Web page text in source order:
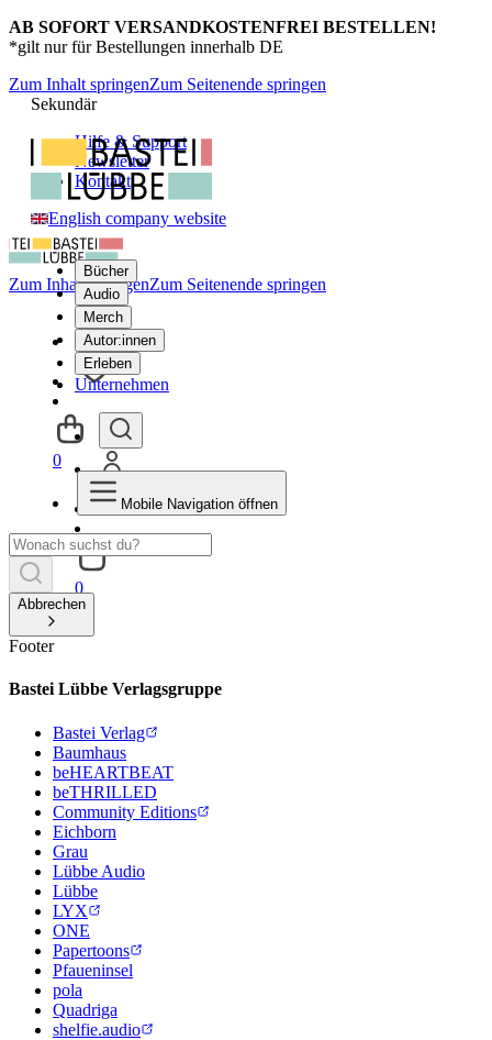
AB SOFORT VERSANDKOSTENFREI BESTELLEN!
*gilt nur für Bestellungen innerhalb DE
Zum Inhalt springenZum Seitenende springen
Sekundär
Hilfe & Support
Newsletter
Kontakt
English company website
Bücher
Audio
Merch
Autor:innen
Erleben
Unternehmen
0
Zum Inhalt springenZum Seitenende springen
0
Mobile Navigation öffnen
Abbrechen
Footer
Bastei Lübbe Verlagsgruppe
Bastei Verlag
Baumhaus
beHEARTBEAT
beTHRILLED
Community Editions
Eichborn
Grau
Lübbe Audio
Lübbe
LYX
ONE
Papertoons
Pfaueninsel
pola
Quadriga
shelfie.audio